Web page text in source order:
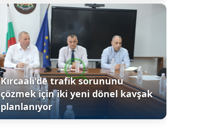
Kırcaali'de trafik sorununu
çözmek için iki yeni dönel kavşak
planlanıyor